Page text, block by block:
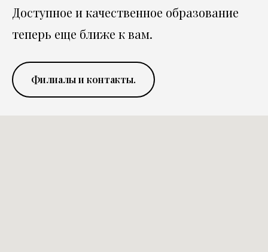
Доступное и качественное образование
теперь еще ближе к вам.
Филиалы и контакты.